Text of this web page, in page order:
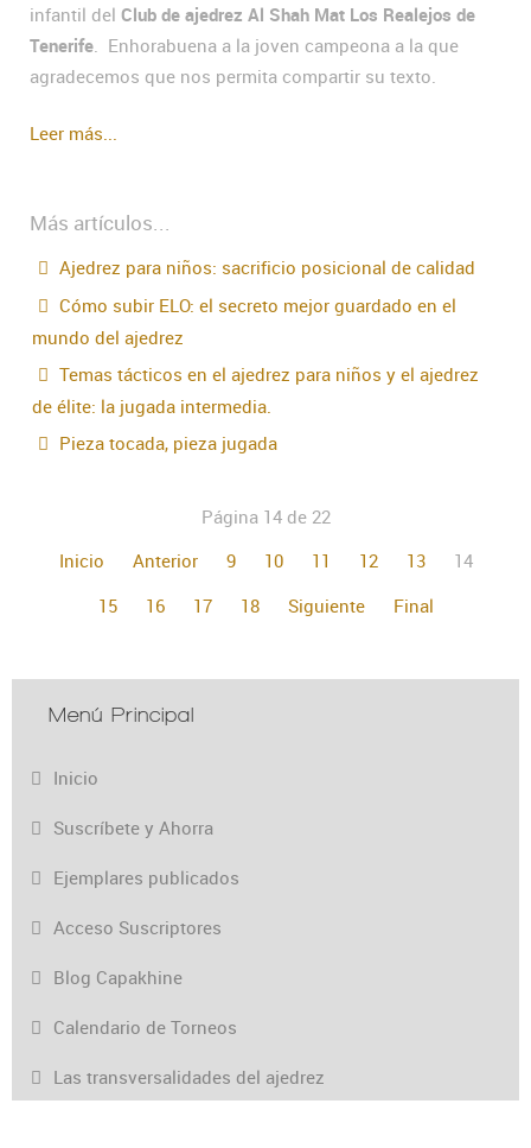
infantil del Club de ajedrez Al Shah Mat Los Realejos de
Tenerife . Enhorabuena a la joven campeona a la que
agradecemos que nos permita compartir su texto.
Leer más...
Más artículos...
Ajedrez para niños: sacrificio posicional de calidad
Cómo subir ELO: el secreto mejor guardado en el
mundo del ajedrez
Temas tácticos en el ajedrez para niños y el ajedrez
de élite: la jugada intermedia.
Pieza tocada, pieza jugada
Página 14 de 22
Inicio
Anterior 9 10 11 12 13
14
15
16 17 18 Siguiente Final
Menú Principal
Inicio
Suscríbete y Ahorra
Ejemplares publicados
Acceso Suscriptores
Blog Capakhine
Calendario de Torneos
Las transversalidades del ajedrez